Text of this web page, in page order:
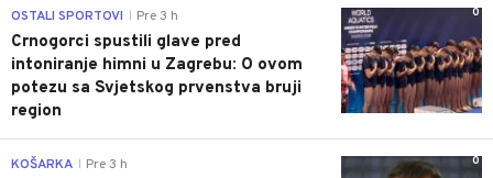
0
OSTALI SPORTOVI Pre 3 h
Crnogorci spustili glave pred
intoniranje himni u Zagrebu: O ovom
potezu sa Svjetskog prvenstva bruji
region
0
KOŠARKA Pre 3 h